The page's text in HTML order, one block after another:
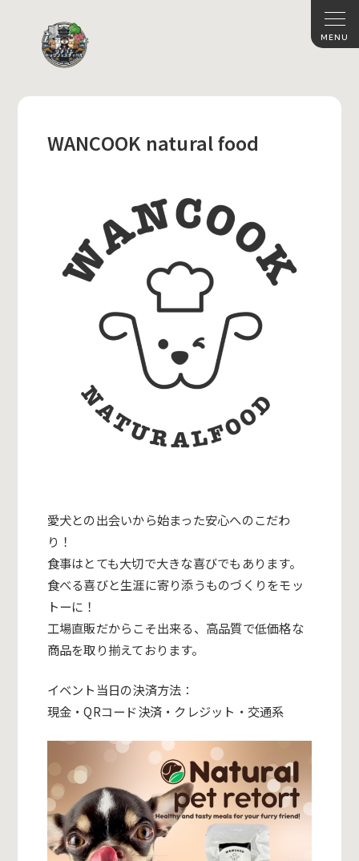
WANCOOK natural food
愛犬との出会いから始まった安心へのこだわ
り！
食事はとても大切で大きな喜びでもあります。
食べる喜びと生涯に寄り添うものづくりをモッ
トーに！
工場直販だからこそ出来る、高品質で低価格な
商品を取り揃えております。
イベント当日の決済方法：
現金・QRコード決済・クレジット・交通系